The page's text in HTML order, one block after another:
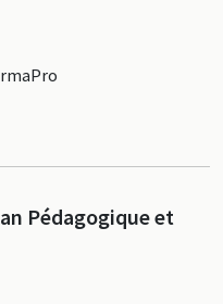
Pédagogique et